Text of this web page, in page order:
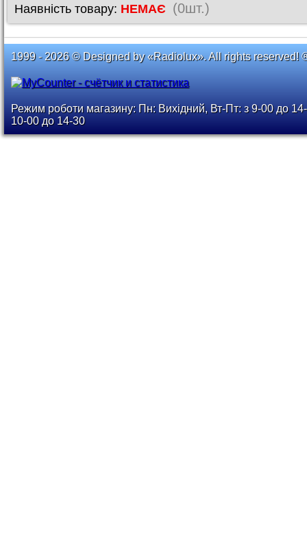
Наявність товару: НЕМАЄ (0шт.)
1999 - 2026 © Designed by «Radiolux». All rights reserved!
Режим роботи магазину: Пн: Вихідний, Вт-Пт: з 9-00 до
10-00 до 14-30